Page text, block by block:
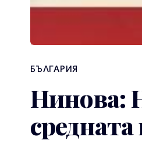
БЪЛГАРИЯ
Нинова: